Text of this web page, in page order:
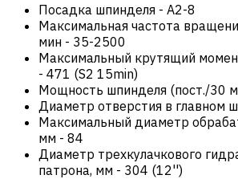
Посадка шпинделя - А2-8
Максимальная частота
мин - 35-2500
Максимальный крутящий
- 471 (S2 15min)
Мощность шпинделя (пост./30
Диаметр отверстия в главном
Максимальный диаметр
мм - 84
Диаметр трехкулачкового
патрона, мм - 304 (12'')